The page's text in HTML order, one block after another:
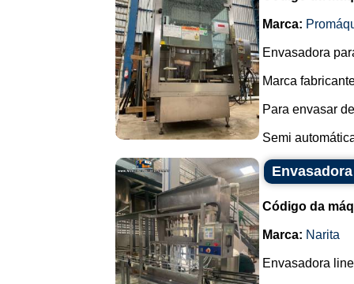
Marca:
Envasadora
Marca
Para envasar
Semi
Código da
Marca: Narita
Envasadora